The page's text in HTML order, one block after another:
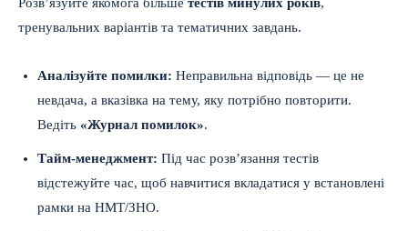
Розв’язуйте якомога більше тестів минулих років,
тренувальних варіантів та тематичних завдань.
Аналізуйте помилки: Неправильна відповідь — це не
невдача, а вказівка на тему, яку потрібно повторити.
Ведіть «Журнал помилок».
Тайм-менеджмент: Під час розв’язання тестів
відстежуйте час, щоб навчитися вкладатися у встановлені
рамки на НМТ/ЗНО.